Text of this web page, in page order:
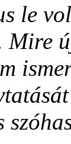
le
Mire